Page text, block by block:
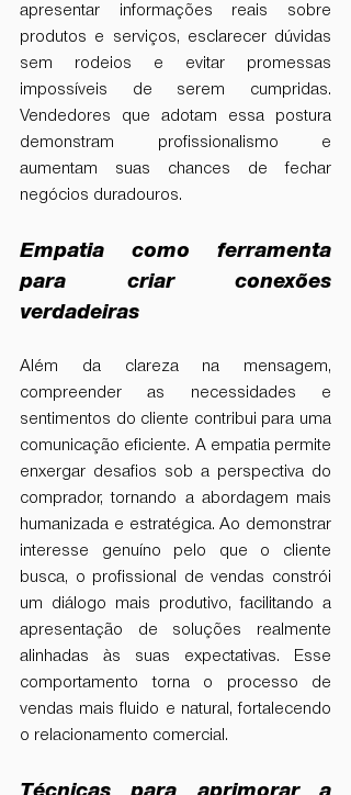
apresentar informações reais sobre
produtos e serviços, esclarecer dúvidas
sem rodeios e evitar promessas
impossíveis de serem cumpridas.
Vendedores que adotam essa postura
demonstram profissionalismo e
aumentam suas chances de fechar
negócios duradouros.
Empatia como ferramenta
para criar conexões
verdadeiras
Além da clareza na mensagem,
compreender as necessidades e
sentimentos do cliente contribui para uma
comunicação eficiente. A empatia permite
enxergar desafios sob a perspectiva do
comprador, tornando a abordagem mais
humanizada e estratégica. Ao demonstrar
interesse genuíno pelo que o cliente
busca, o profissional de vendas constrói
um diálogo mais produtivo, facilitando a
apresentação de soluções realmente
alinhadas às suas expectativas. Esse
comportamento torna o processo de
vendas mais fluido e natural, fortalecendo
o relacionamento comercial.
Técnicas para aprimorar a